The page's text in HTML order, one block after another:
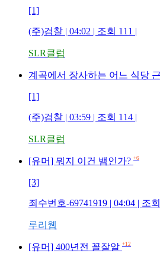
[1]
(주)검찰 | 04:02 | 조회 111 |
SLR클럽
계곡에서 장사하는 어느 식당
[1]
(주)검찰 | 03:59 | 조회 114 |
SLR클럽
[유머] 뭐지 이건 뱀인가? +6
[3]
죄수번호-69741919 | 04:04 | 조회
루리웹
[유머] 400년전 꼴잘알 +12